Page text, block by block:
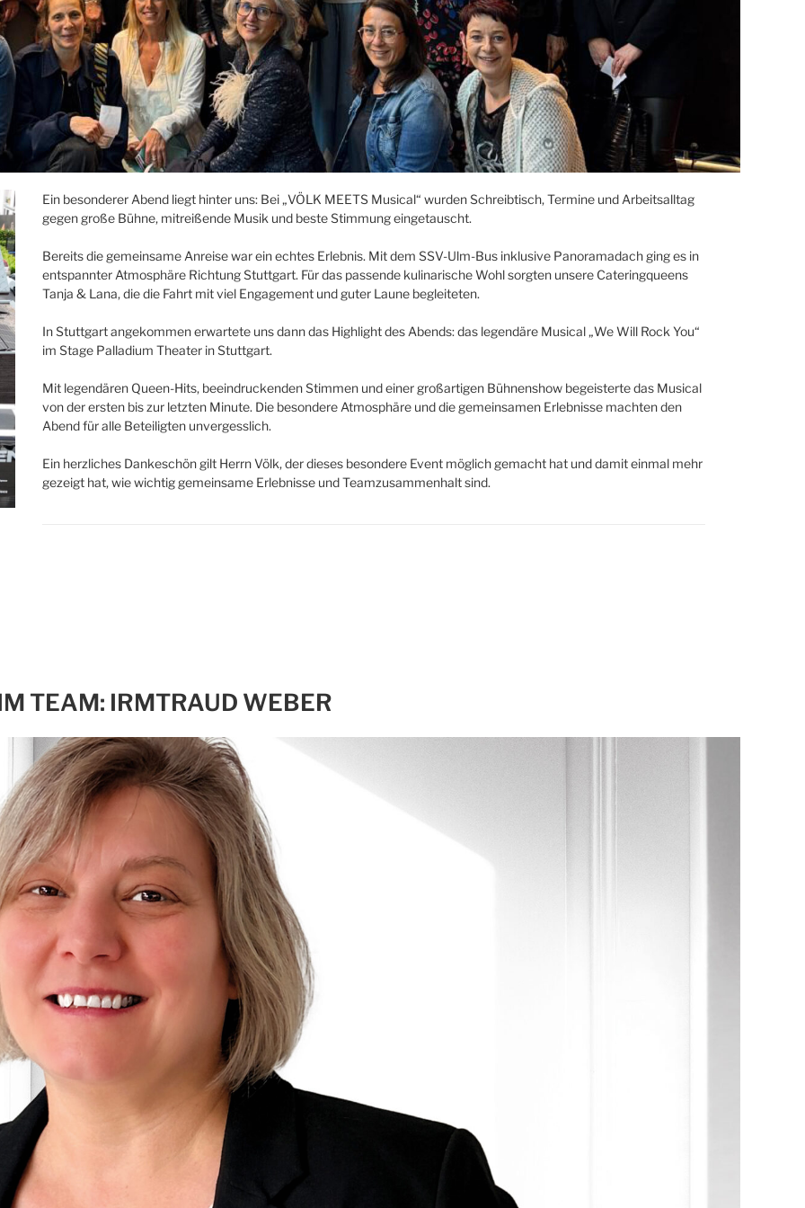
Ein besonderer Abend liegt hinter uns: Bei „VÖLK MEETS Musical“ wurden Schreibtisch, Termine und Arbeitsalltag
gegen große Bühne, mitreißende Musik und beste Stimmung eingetauscht.
Bereits die gemeinsame Anreise war ein echtes Erlebnis. Mit dem SSV-Ulm-Bus inklusive Panoramadach ging es in
entspannter Atmosphäre Richtung Stuttgart. Für das passende kulinarische Wohl sorgten unsere Cateringqueens
Tanja & Lana, die die Fahrt mit viel Engagement und guter Laune begleiteten.
In Stuttgart angekommen erwartete uns dann das Highlight des Abends: das legendäre Musical „We Will Rock You“
im Stage Palladium Theater in Stuttgart.
Mit legendären Queen-Hits, beeindruckenden Stimmen und einer großartigen Bühnenshow begeisterte das Musical
von der ersten bis zur letzten Minute. Die besondere Atmosphäre und die gemeinsamen Erlebnisse machten den
Abend für alle Beteiligten unvergesslich.
Ein herzliches Dankeschön gilt Herrn Völk, der dieses besondere Event möglich gemacht hat und damit einmal mehr
gezeigt hat, wie wichtig gemeinsame Erlebnisse und Teamzusammenhalt sind.
TEAM: IRMTRAUD WEBER